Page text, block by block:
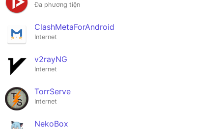
Đa phương tiện
ClashMetaForAndroid
Internet
v2rayNG
Internet
TorrServe
Internet
NekoBox